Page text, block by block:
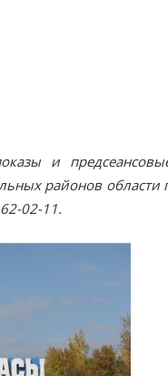
и
районов области
02-11.